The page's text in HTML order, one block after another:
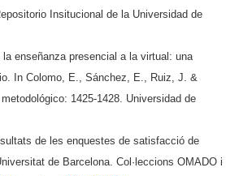
Insitucional de la Universidad de
enseñanza presencial a la virtual: una
In Colomo, E., Sánchez, E., Ruiz, J. &
1425-1428. Universidad de
de les enquestes de satisfacció de
de Barcelona. Col·leccions OMADO i